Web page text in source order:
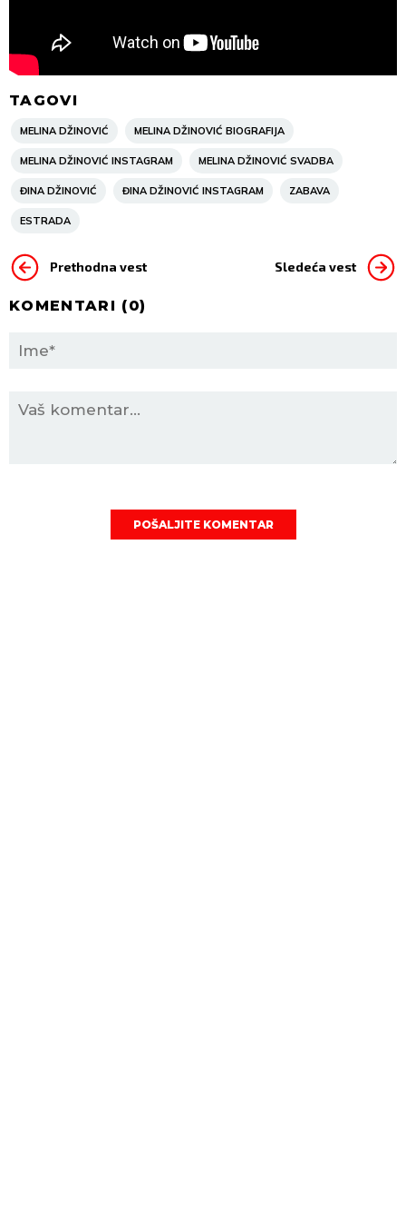
TAGOVI
MELINA DŽINOVIĆ MELINA DŽINOVIĆ BIOGRAFIJA
MELINA DŽINOVIĆ INSTAGRAM MELINA DŽINOVIĆ SVADBA
ĐINA DŽINOVIĆ ĐINA DŽINOVIĆ INSTAGRAM ZABAVA
ESTRADA
Prethodna vest Sledeća vest
KOMENTARI (0)
POŠALJITE KOMENTAR